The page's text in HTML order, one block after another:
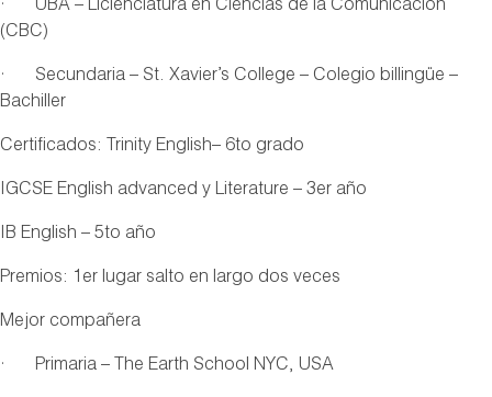
· UBA – Licienciatura en Ciencias de la Comunicación
(CBC)
· Secundaria – St. Xavier’s College – Colegio billingüe –
Bachiller
Certificados: Trinity English– 6to grado
IGCSE English advanced y Literature – 3er año
IB English – 5to año
Premios: 1er lugar salto en largo dos veces
Mejor compañera
· Primaria – The Earth School NYC, USA